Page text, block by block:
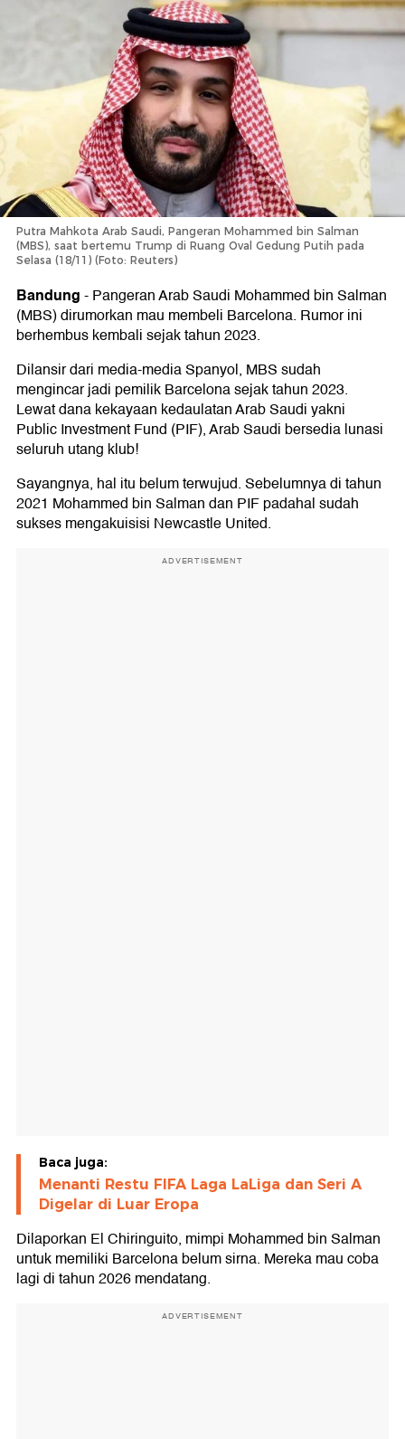
Putra Mahkota Arab Saudi, Pangeran Mohammed bin Salman
(MBS), saat bertemu Trump di Ruang Oval Gedung Putih pada
Selasa (18/11) (Foto: Reuters)
Bandung-Pangeran Arab Saudi Mohammed bin Salman
(MBS) dirumorkan mau membeli Barcelona. Rumor ini
berhembus kembali sejak tahun 2023.
Dilansir dari media-media Spanyol, MBS sudah
mengincar jadi pemilik Barcelona sejak tahun 2023.
Lewat dana kekayaan kedaulatan Arab Saudi yakni
Public Investment Fund (PIF), Arab Saudi bersedia lunasi
seluruh utang klub!
Sayangnya, hal itu belum terwujud. Sebelumnya di tahun
2021 Mohammed bin Salman dan PIF padahal sudah
sukses mengakuisisi Newcastle United.
ADVERTISEMENT
Baca juga:
Menanti Restu FIFA Laga LaLiga dan Seri A
Digelar di Luar Eropa
Dilaporkan El Chiringuito, mimpi Mohammed bin Salman
untuk memiliki Barcelona belum sirna. Mereka mau coba
lagi di tahun 2026 mendatang.
ADVERTISEMENT